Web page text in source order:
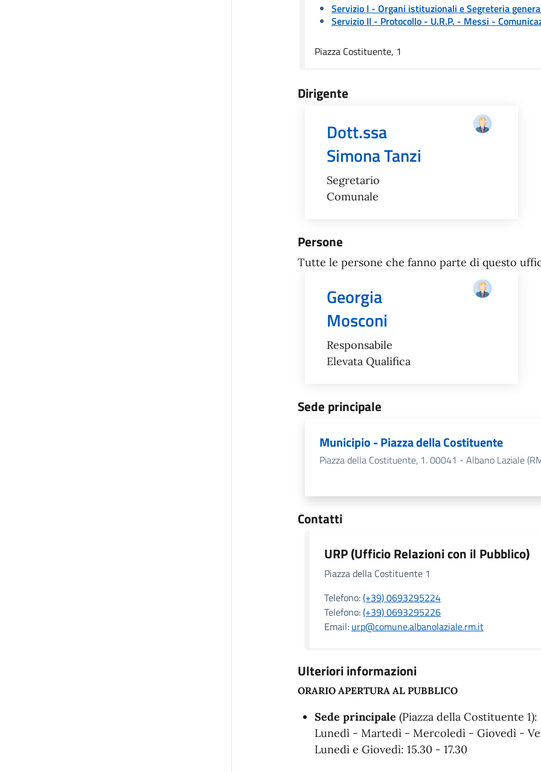
Servizio I - Organi istituzionali e Segreteria
Servizio II - Protocollo - U.R.P. - Messi -
Piazza Costituente, 1
Dirigente
Dott.ssa
Simona Tanzi
Segretario
Comunale
Persone
Tutte le persone che fanno parte di questo
Georgia
Mosconi
Responsabile
Elevata Qualifica
Sede principale
Municipio - Piazza della Costituente
Piazza della Costituente, 1. 00041 - Albano Laziale
Contatti
URP (Ufficio Relazioni con il Pubblico)
Piazza della Costituente 1
Telefono:(+39) 0693295224
Telefono:(+39) 0693295226
Email: urp@comune.albanolaziale.rm.it
Ulteriori informazioni
ORARIO APERTURA AL PUBBLICO
Sede principale (Piazza della Costituente 1):
Lunedì - Martedì - Mercoledì - Giovedì -
Lunedì e Giovedì: 15.30 - 17.30